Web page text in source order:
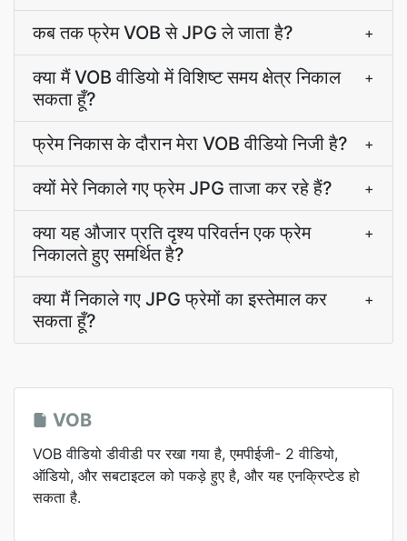
कब तक फ्रेम VOB से JPG ले जाता है? +
क्या मैं VOB वीडियो में विशिष्ट समय क्षेत्र निकाल
सकता हूँ?
+
फ्रेम निकास के दौरान मेरा VOB वीडियो निजी है? +
क्यों मेरे निकाले गए फ्रेम JPG ताजा कर रहे हैं? +
क्या यह औजार प्रति दृश्य परिवर्तन एक फ्रेम
निकालते हुए समर्थित है?
+
क्या मैं निकाले गए JPG फ्रेमों का इस्तेमाल कर
सकता हूँ?
+
VOB
VOB वीडियो डीवीडी पर रखा गया है, एमपीईजी- 2 वीडियो,
ऑडियो, और सबटाइटल को पकड़े हुए है, और यह एनक्रिप्टेड हो
सकता है.